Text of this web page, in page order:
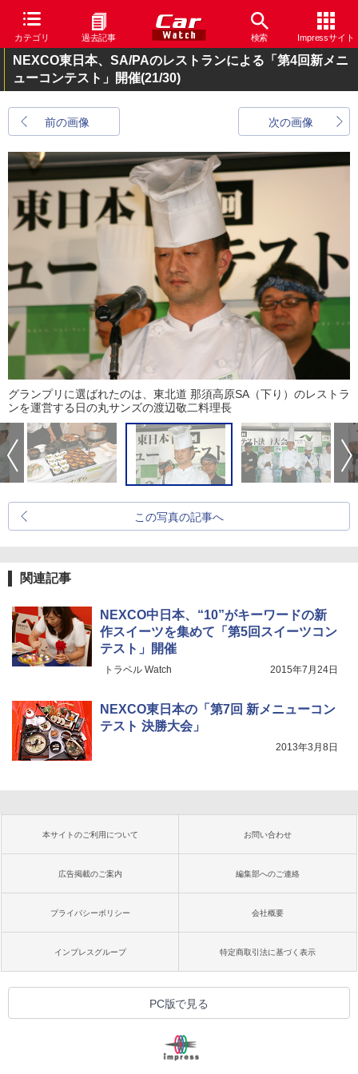
カテゴリ 過去記事 検索 Impressサイト
NEXCO東日本、SA/PAのレストランによる「第4回新メニ
ューコンテスト」開催(21/30)
前の画像 次の画像
グランプリに選ばれたのは、東北道 那須高原SA（下り）のレストラ
ンを運営する日の丸サンズの渡辺敬二料理長
この写真の記事へ
関連記事
NEXCO中日本、“10”がキーワードの新
作スイーツを集めて「第5回スイーツコン
テスト」開催
トラベル Watch 2015年7月24日
NEXCO東日本の「第7回 新メニューコン
テスト 決勝大会」
2013年3月8日
本サイトのご利用について お問い合わせ
広告掲載のご案内 編集部へのご連絡
プライバシーポリシー 会社概要
インプレスグループ 特定商取引法に基づく表示
PC版で見る